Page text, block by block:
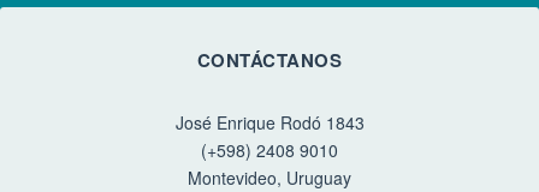
CONTÁCTANOS
José Enrique Rodó 1843
(+598) 2408 9010
Montevideo, Uruguay